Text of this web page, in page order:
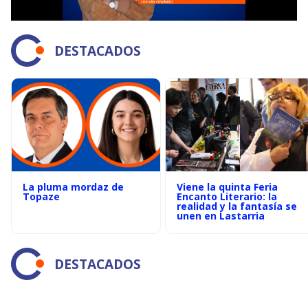
DESTACADOS
La pluma mordaz de
Topaze
Viene la quinta Feria
Encanto Literario: la
realidad y la fantasía se
unen en Lastarria
DESTACADOS